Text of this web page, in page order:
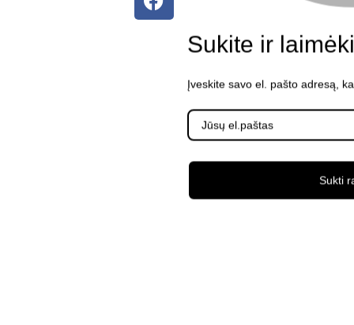
Sukite ir
Įveskite savo el. pašto adresą,
Sukti